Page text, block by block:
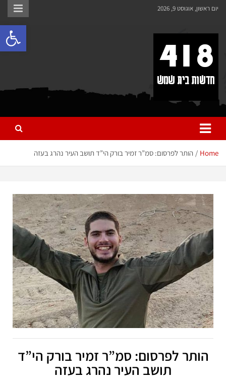
לתוכן
יום ראשון, אוגוסט 9, 2026
418 – חדשות בית שמש
כל מה שחדש ומעניין בבית שמש בכלל והחרדית בפרט
Home הותר לפרסום: סמ”ר זמיר בורק הי”ד תושב העיר נהרג בעזה
הותר לפרסום: סמ”ר זמיר בורק הי”ד
תושב העיר נהרג בעזה